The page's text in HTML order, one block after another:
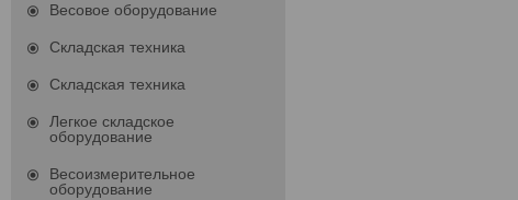
Весовое оборудование
Складская техника
Складская техника
Легкое складское
оборудование
Весоизмерительное
оборудование